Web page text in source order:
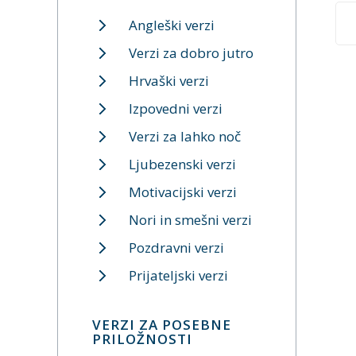
Angleški verzi
Verzi za dobro jutro
Hrvaški verzi
Izpovedni verzi
Verzi za lahko noč
Ljubezenski verzi
Motivacijski verzi
Nori in smešni verzi
Pozdravni verzi
Prijateljski verzi
VERZI ZA POSEBNE
PRILOŽNOSTI